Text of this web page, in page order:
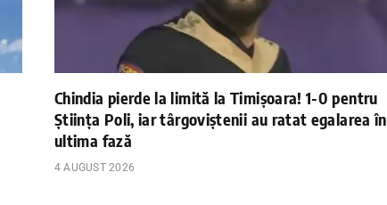
Chindia pierde la limită la Timișoara! 1-0 pentru
Știința Poli, iar târgoviștenii au ratat egalarea în
ultima fază
4 AUGUST 2026